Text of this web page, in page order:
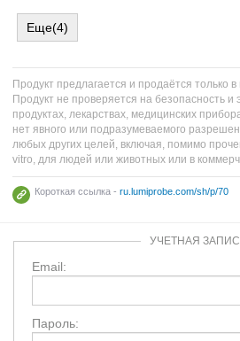
Еще(4)
Продукт предлагается и продаётся только в
Продукт не проверяется на безопасность
продуктах, лекарствах, медицинских
нет явного или подразумеваемого
любых других целей, включая, помимо
vitro, для людей или животных или в
Короткая ссылка - ru.lumiprobe.com/sh/p/70
УЧЕТНАЯ
Email:
Пароль: